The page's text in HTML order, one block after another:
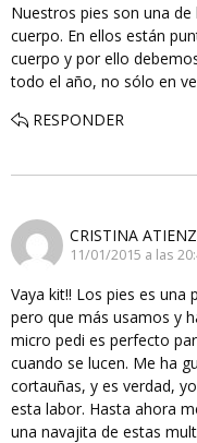
Nuestros pies son una
cuerpo. En ellos están
cuerpo y por ello
todo el año, no sólo en
RESPONDER
CRISTINA
11/01/2015 a las
Vaya kit!! Los pies es una
pero que más usamos y
micro pedi es perfecto
cuando se lucen. Me ha
cortauñas, y es verdad,
esta labor. Hasta ahora
una navajita de estas